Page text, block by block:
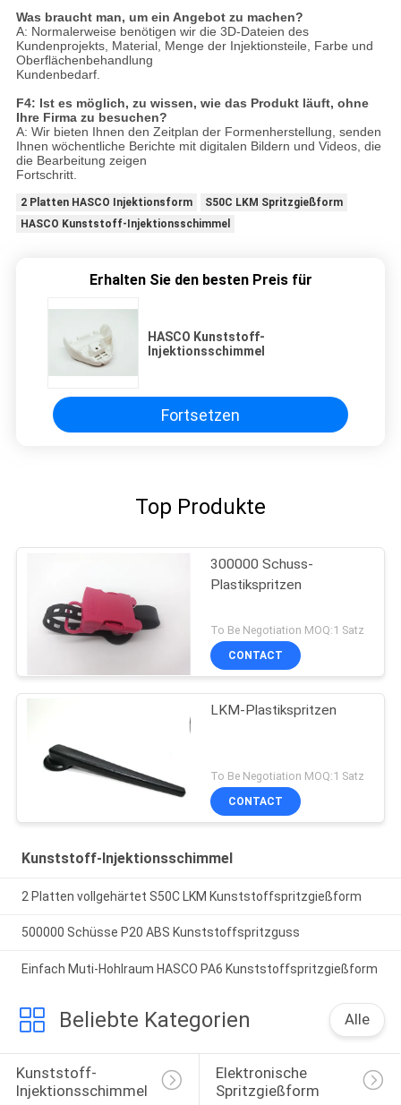
Was braucht man, um ein Angebot zu machen?
A: Normalerweise benötigen wir die 3D-Dateien des
Kundenprojekts, Material, Menge der Injektionsteile, Farbe und
Oberflächenbehandlung
Kundenbedarf.
F4: Ist es möglich, zu wissen, wie das Produkt läuft, ohne
Ihre Firma zu besuchen?
A: Wir bieten Ihnen den Zeitplan der Formenherstellung, senden
Ihnen wöchentliche Berichte mit digitalen Bildern und Videos, die
die Bearbeitung zeigen
Fortschritt.
2 Platten HASCO Injektionsform
S50C LKM Spritzgießform
HASCO Kunststoff-Injektionsschimmel
Erhalten Sie den besten Preis für
HASCO Kunststoff-
Injektionsschimmel
Fortsetzen
Top Produkte
300000 Schuss-
Plastikspritzen
To Be Negotiation MOQ:1 Satz
CONTACT
LKM-Plastikspritzen
To Be Negotiation MOQ:1 Satz
CONTACT
Kunststoff-Injektionsschimmel
2 Platten vollgehärtet S50C LKM Kunststoffspritzgießform
500000 Schüsse P20 ABS Kunststoffspritzguss
Einfach Muti-Hohlraum HASCO PA6 Kunststoffspritzgießform
Beliebte Kategorien Alle
Kunststoff-
Injektionsschimmel
Elektronische
Spritzgießform